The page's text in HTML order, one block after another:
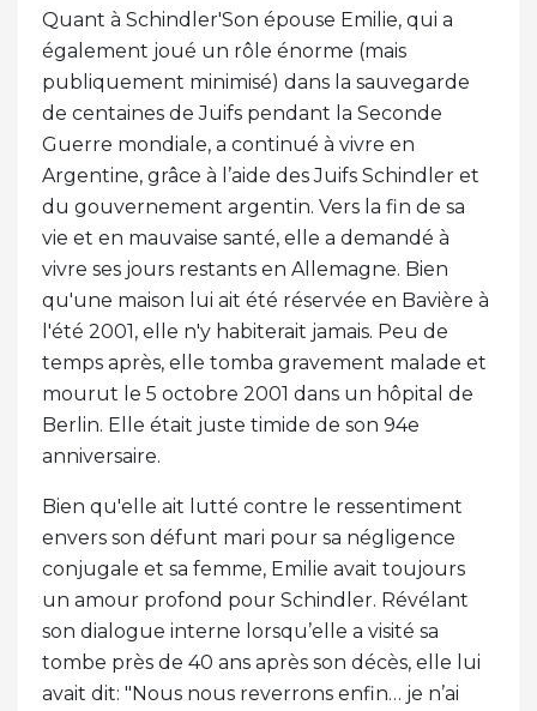
Quant à Schindler'Son épouse Emilie, qui a
également joué un rôle énorme (mais
publiquement minimisé) dans la sauvegarde
de centaines de Juifs pendant la Seconde
Guerre mondiale, a continué à vivre en
Argentine, grâce à l’aide des Juifs Schindler et
du gouvernement argentin. Vers la fin de sa
vie et en mauvaise santé, elle a demandé à
vivre ses jours restants en Allemagne. Bien
qu'une maison lui ait été réservée en Bavière à
l'été 2001, elle n'y habiterait jamais. Peu de
temps après, elle tomba gravement malade et
mourut le 5 octobre 2001 dans un hôpital de
Berlin. Elle était juste timide de son 94e
anniversaire.
Bien qu'elle ait lutté contre le ressentiment
envers son défunt mari pour sa négligence
conjugale et sa femme, Emilie avait toujours
un amour profond pour Schindler. Révélant
son dialogue interne lorsqu’elle a visité sa
tombe près de 40 ans après son décès, elle lui
avait dit: "Nous nous reverrons enfin… je n’ai